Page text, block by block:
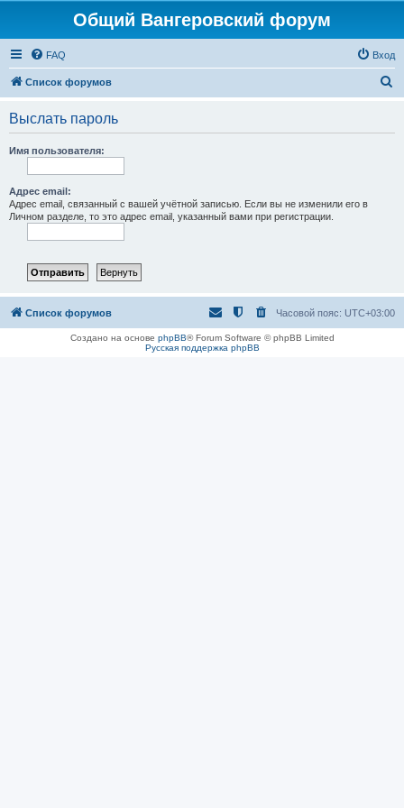
Общий Вангеровский форум
FAQ Вход
Список форумов
Выслать пароль
Имя пользователя:
Адрес email:
Адрес email, связанный с вашей учётной записью. Если вы не изменили его в
Личном разделе, то это адрес email, указанный вами при регистрации.
Список форумов Часовой пояс: UTC+03:00
Создано на основе phpBB® Forum Software © phpBB Limited
Русская поддержка phpBB